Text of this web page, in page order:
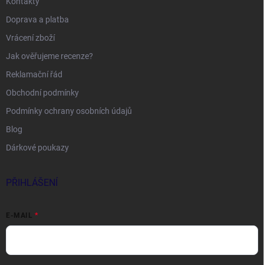
Doprava a platba
Vrácení zboží
Jak ověřujeme recenze?
Reklamační řád
Obchodní podmínky
Podmínky ochrany osobních údajů
Blog
Dárkové poukazy
PŘIHLÁŠENÍ
E-MAIL